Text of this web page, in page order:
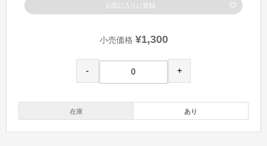
お気に入りに登録
小売価格 ¥1,300
- +
在庫 あり